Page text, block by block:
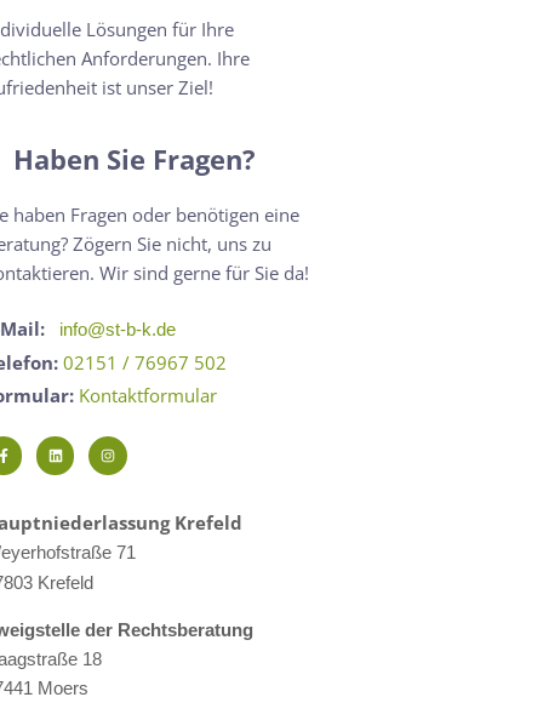
Lösungen für Ihre
Anforderungen. Ihre
ist unser Ziel!
Haben Sie Fragen?
haben Fragen oder benötigen eine
Zögern Sie nicht, uns zu
Wir sind gerne für Sie da!
Mail: info@st-b-k.de
02151 / 76967 502
Kontaktformular
Krefeld
71
Krefeld
der Rechtsberatung
18
Moers